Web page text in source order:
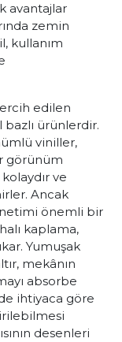
avantajlar
zemin
kullanım
edilen
ürünlerdir.
viniller,
görünüm
ve
Ancak
önemli bir
kaplama,
Yumuşak
mekânın
absorbe
ihtiyaca göre
desenleri